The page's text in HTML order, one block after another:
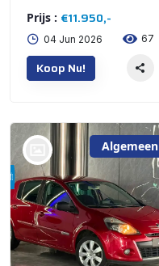
Prijs : €11.950,-
04 Jun 2026 67
Koop Nu!
Algemeen
bij @De Waai Auto's